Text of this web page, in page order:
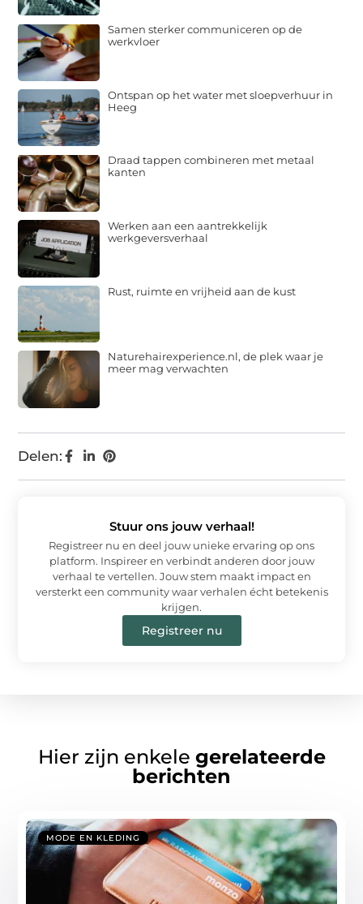
Delen:
Samen sterker communiceren op de
werkvloer
Ontspan op het water met sloepverhuur in
Heeg
Draad tappen combineren met metaal
kanten
Werken aan een aantrekkelijk
werkgeversverhaal
Rust, ruimte en vrijheid aan de kust
Naturehairexperience.nl, de plek waar je
meer mag verwachten
Stuur ons jouw verhaal!
Registreer nu en deel jouw unieke ervaring op ons
platform. Inspireer en verbindt anderen door jouw
verhaal te vertellen. Jouw stem maakt impact en
versterkt een community waar verhalen écht betekenis
krijgen.
Registreer nu
Hier zijn enkele gerelateerde
berichten
MODE EN KLEDING